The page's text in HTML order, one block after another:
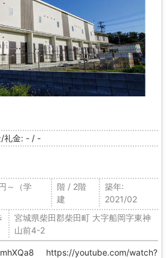
/礼金: - / -
～（学
階 / 2階
建
築年:
2021/02
宮城県柴田郡柴田町 大字船岡字東神
山前4-2
https://youtube.com/watch?